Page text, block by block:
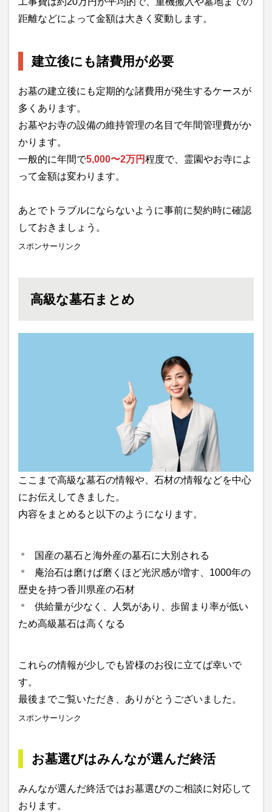
距離などによって金額は大きく変動します。
建立後にも諸費用が必要
お墓の建立後にも定期的な諸費用が発生するケースが
多くあります。
お墓やお寺の設備の維持管理の名目で年間管理費がか
かります。
一般的に年間で5,000〜2万円程度で、霊園やお寺によ
って金額は変わります。
あとでトラブルにならないように事前に契約時に確認
しておきましょう。
スポンサーリンク
高級な墓石まとめ
ここまで高級な墓石の情報や、石材の情報などを中心
にお伝えしてきました。
内容をまとめると以下のようになります。
国産の墓石と海外産の墓石に大別される
庵治石は磨けば磨くほど光沢感が増す、1000年の
歴史を持つ香川県産の石材
供給量が少なく、人気があり、歩留まり率が低い
ため高級墓石は高くなる
これらの情報が少しでも皆様のお役に立てば幸いで
す。
最後までご覧いただき、ありがとうございました。
スポンサーリンク
お墓選びはみんなが選んだ終活
みんなが選んだ終活ではお墓選びのご相談に対応して
おります。